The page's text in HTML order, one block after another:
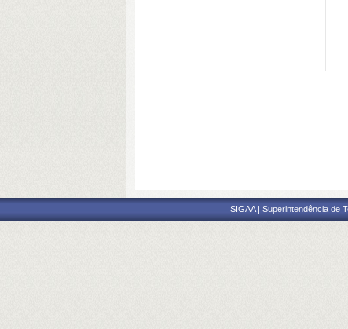
SIGAA | Superintendência de